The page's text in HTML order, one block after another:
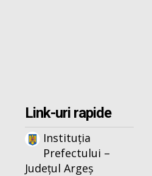
Link-uri rapide
Instituția
Prefectului –
Județul Argeș